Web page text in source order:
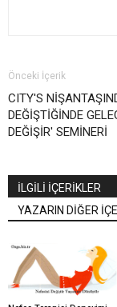
Önceki İçerik
CITY'S
DEĞİŞTİĞİNDE
DEĞİŞİR' SEMİNERİ
İLGİLİ İÇERİKLER
YAZARIN DİĞER